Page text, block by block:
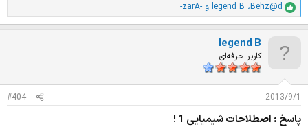
ا
م
ت
:
Behz@d، legend B و -zarA-
legend B
کاربر حرفه‌ای
2013/9/1
#404
پاسخ : اصطلاحات شیمیایی 1 !